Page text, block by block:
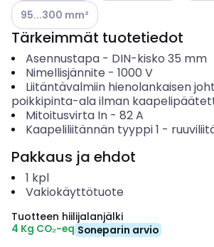
Katso käytettävissä olevat vaihtoehdot
95...300 mm²
Tärkeimmät tuotetiedot
Asennustapa- DIN-kisko 35 mm
Nimellisjännite - 1000 V
Liitäntävalmiin hienolankaisen
poikkipinta-ala ilman
Mitoitusvirta In- 82A
Kaapeliliitännän tyyppi 1 -
Pakkaus ja ehdot
1 kpl
Vakiokäyttötuote
Tuotteen hiilijalanjälki
4 Kg CO₂-eq Soneparin arvio